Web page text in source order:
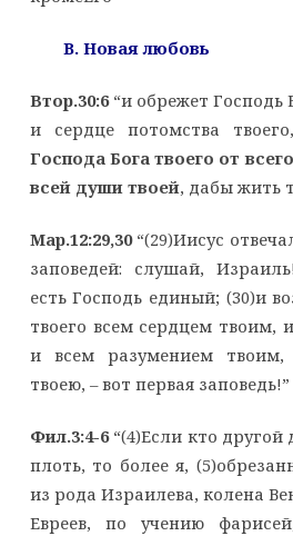
B. Новая любовь
Втор.30:6“и обрежет Господь
и сердце потомства
Господа Бога твоего от
всей души твоей, дабы жить
Мар.12:29,30“(29)Иисус
заповедей: слушай,
есть Господь единый; (30)и
твоего всем сердцем твоим,
и всем разумением
твоею, – вот первая заповедь!”
Фил.3:4-6“(4)Если кто другой
плоть, то более я,
из рода Израилева, колена
Евреев, по учению